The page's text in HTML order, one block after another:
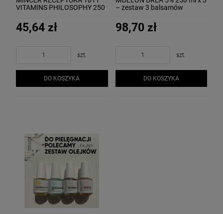
VITAMINS PHILOSOPHY 250
45,64 zł
szt.
DO KOSZYKA
– zestaw 3 balsamów
98,70 zł
szt.
DO KOSZYKA